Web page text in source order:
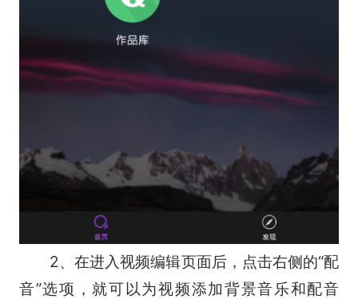
2、在进入视频编辑页面后，点击右侧的“配
音”选项，就可以为视频添加背景音乐和配音